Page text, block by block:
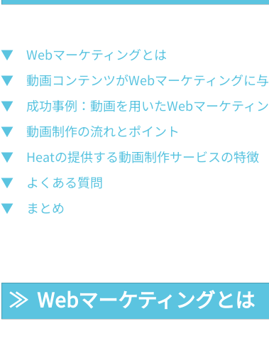
▼　Webマーケティングとは
▼　動画コンテンツがWebマーケティングに
▼　成功事例：動画を用いたWebマーケティ
▼　動画制作の流れとポイント
▼　Heatの提供する動画制作サービスの特徴
▼　よくある質問
▼　まとめ
≫  Webマーケティングとは